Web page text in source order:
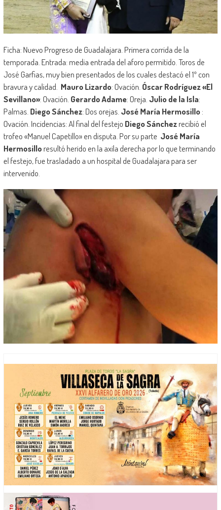
Ficha: Nuevo Progreso de Guadalajara. Primera corrida de la
temporada. Entrada: media entrada del aforo permitido. Toros de
José Garfias, muy bien presentados de los cuales destacó el 1º con
bravura y calidad. Mauro Lizardo: Ovación. Óscar Rodríguez «El
Sevillano»: Ovación. Gerardo Adame: Oreja. Julio de la Isla:
Palmas. Diego Sánchez: Dos orejas. José María Hermosillo:
Ovación. Incidencias: Al final del festejo Diego Sánchezrecibió el
trofeo «Manuel Capetillo» en disputa. Por su parte José María
Hermosilloresultó herido en la axila derecha por lo que terminando
el festejo, fue trasladado a un hospital de Guadalajara para ser
intervenido.